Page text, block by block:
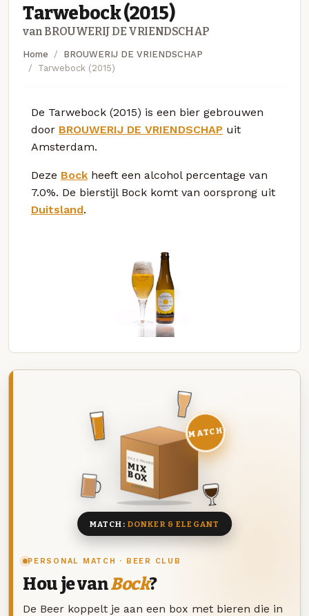
Tarwebock (2015)
van BROUWERIJ DE VRIENDSCHAP
Home
BROUWERIJ DE VRIENDSCHAP
Tarwebock (2015)
De Tarwebock (2015) is een bier gebrouwen
door BROUWERIJ DE VRIENDSCHAP uit
Amsterdam.
Deze Bock heeft een alcohol percentage van
7.0%. De bierstijl Bock komt van oorsprong uit
Duitsland.
PERSONAL MATCH · BEER CLUB
Hou je vanBock?
De Beer koppelt je aan een box met bieren die in
DEZE MAAND
MIX
BOX
8 BIEREN
MATCH
MATCH: DONKER & ELEGANT